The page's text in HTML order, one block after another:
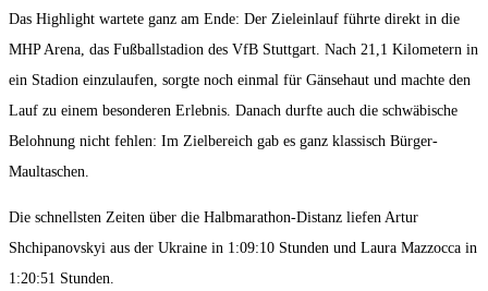
Das Highlight wartete ganz am Ende: Der Zieleinlauf führte direkt in die
MHP Arena, das Fußballstadion des VfB Stuttgart. Nach 21,1 Kilometern in
ein Stadion einzulaufen, sorgte noch einmal für Gänsehaut und machte den
Lauf zu einem besonderen Erlebnis. Danach durfte auch die schwäbische
Belohnung nicht fehlen: Im Zielbereich gab es ganz klassisch Bürger-
Maultaschen.
Die schnellsten Zeiten über die Halbmarathon-Distanz liefen Artur
Shchipanovskyi aus der Ukraine in 1:09:10 Stunden und Laura Mazzocca in
1:20:51 Stunden.